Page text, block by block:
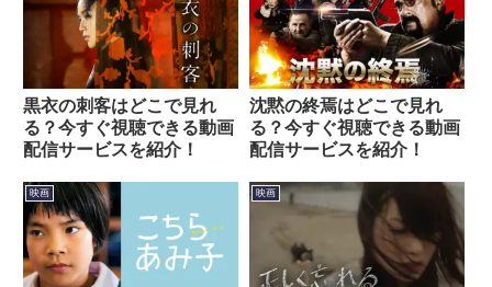
黒衣の刺客はどこで見れ
る？今すぐ視聴できる動画
配信サービスを紹介！
沈黙の終焉はどこで見れ
る？今すぐ視聴できる動画
配信サービスを紹介！
映画 映画